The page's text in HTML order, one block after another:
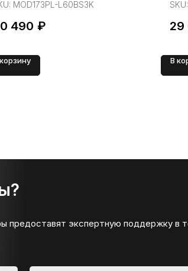
MOD173PL-L60BS3K
490 ₽
SKU:
29
В
предоставят экспертную поддержку в